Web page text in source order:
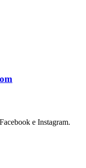
e Instagram.